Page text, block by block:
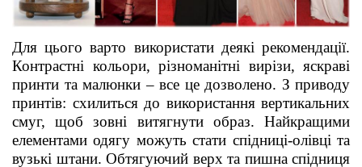
Для цього варто використати деякі рекомендації.
Контрастні кольори, різноманітні вирізи, яскраві
принти та малюнки – все це дозволено. З приводу
принтів: схилиться до використання вертикальних
смуг, щоб зовні витягнути образ. Найкращими
елементами одягу можуть стати спідниці-олівці та
вузькі штани. Обтягуючий верх та пишна спідниця